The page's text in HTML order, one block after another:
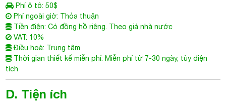
Phí ô tô: 50$
Phí ngoài giờ: Thỏa thuận
Tiền điện: Có đồng hồ riêng. Theo giá nhà nước
VAT: 10%
Điều hoà: Trung tâm
Thời gian thiết kế miễn phí: Miễn phí từ 7-30 ngày, tùy diện
tích
D. Tiện ích